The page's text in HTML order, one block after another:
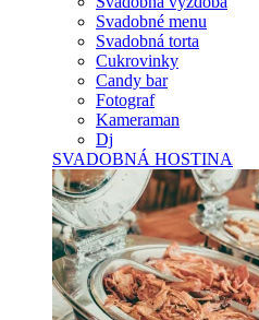
Svadobné menu
Svadobná torta
Cukrovinky
Candy bar
Fotograf
Kameraman
Dj
SVADOBNÁ HOSTINA